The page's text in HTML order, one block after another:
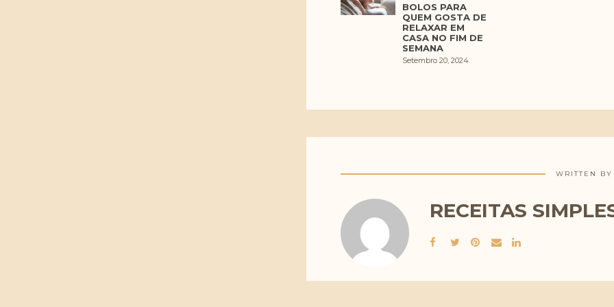
BOLOS PARA
QUEM GOSTA DE
RELAXAR EM
CASA NO FIM DE
SEMANA
Setembro 20, 2024
WRITTEN BY
RECEITAS